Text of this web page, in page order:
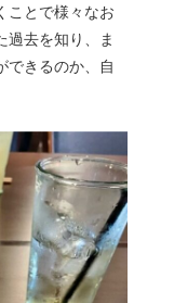
ことで様々なお
過去を知り、ま
できるのか、自